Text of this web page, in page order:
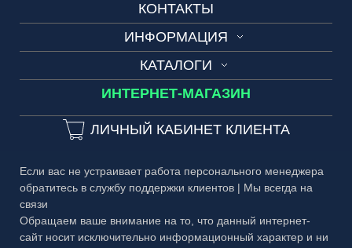
ЗЕРКАЛА
МЕТАЛЛ
Видео-презентация
Обращение к администрации
Вопросы и ответы
3D-тур
3D-тур на производство
КОНТАКТЫ
ИНФОРМАЦИЯ
Технические условия
Сроки изготовления
Частые вопросы
Публичная оферта
КАТАЛОГИ
Каталог №1 Зеркальные изделия
Каталог №2 Мебель из стекла
Каталог №4 Витражи
Каталог №6 Металлоконструкции
ИНТЕРНЕТ-МАГАЗИН
ЛИЧНЫЙ КАБИНЕТ КЛИЕНТА
Если вас не устраивает работа персонального менеджера
обратитесь в службу поддержки клиентов | Мы всегда на
связи
Обращаем ваше внимание на то, что данный интернет-
сайт носит исключительно информационный характер и ни